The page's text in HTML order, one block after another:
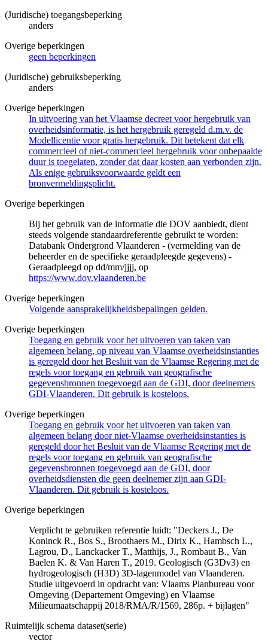
(Juridische) toegangsbeperking
anders
Overige beperkingen
geen beperkingen
(Juridische) gebruiksbeperking
anders
Overige beperkingen
In uitvoering van het Vlaamse decreet voor hergebruik van
overheidsinformatie, is het hergebruik geregeld d.m.v. de
Modellicentie voor gratis hergebruik. Dit betekent dat elk
commercieel of niet-commercieel hergebruik voor onbepaalde
duur is toegelaten, zonder dat daar kosten aan verbonden zijn.
Als enige gebruiksvoorwaarde geldt een
bronvermeldingsplicht.
Overige beperkingen
Bij het gebruik van de informatie die DOV aanbiedt, dient
steeds volgende standaardreferentie gebruikt te worden:
Databank Ondergrond Vlaanderen - (vermelding van de
beheerder en de specifieke geraadpleegde gegevens) -
Geraadpleegd op dd/mm/jjjj, op
https://www.dov.vlaanderen.be
Overige beperkingen
Volgende aansprakelijkheidsbepalingen gelden.
Overige beperkingen
Toegang en gebruik voor het uitvoeren van taken van
algemeen belang, op niveau van Vlaamse overheidsinstanties
is geregeld door het Besluit van de Vlaamse Regering met de
regels voor toegang en gebruik van geografische
gegevensbronnen toegevoegd aan de GDI, door deelnemers
GDI-Vlaanderen. Dit gebruik is kosteloos.
Overige beperkingen
Toegang en gebruik voor het uitvoeren van taken van
algemeen belang door niet-Vlaamse overheidsinstanties is
geregeld door het Besluit van de Vlaamse Regering met de
regels voor toegang en gebruik van geografische
gegevensbronnen toegevoegd aan de GDI, door
overheidsdiensten die geen deelnemer zijn aan GDI-
Vlaanderen. Dit gebruik is kosteloos.
Overige beperkingen
Verplicht te gebruiken referentie luidt: "Deckers J., De
Koninck R., Bos S., Broothaers M., Dirix K., Hambsch L.,
Lagrou, D., Lanckacker T., Matthijs, J., Rombaut B., Van
Baelen K. & Van Haren T., 2019. Geologisch (G3Dv3) en
hydrogeologisch (H3D) 3D-lagenmodel van Vlaanderen.
Studie uitgevoerd in opdracht van: Vlaams Planbureau voor
Omgeving (Departement Omgeving) en Vlaamse
Milieumaatschappij 2018/RMA/R/1569, 286p. + bijlagen"
Ruimtelijk schema dataset(serie)
vector